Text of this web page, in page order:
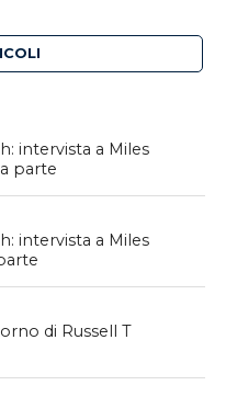
intervista a Miles
parte
intervista a Miles
di Russell T